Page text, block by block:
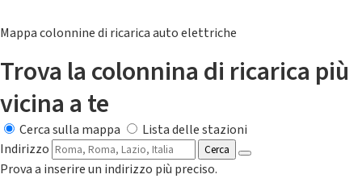
Mappa colonnine di ricarica auto elettriche
Trova la colonnina di ricarica più
vicina a te
Cerca sulla mappa
Lista delle stazioni
Indirizzo
Cerca
Prova a inserire un indirizzo più preciso.